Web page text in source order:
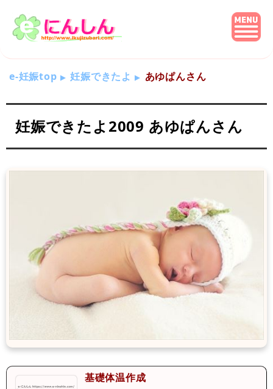
e-妊娠top 妊娠できたよ あゆぱんさん
妊娠できたよ2009 あゆぱんさん
基礎体温作成